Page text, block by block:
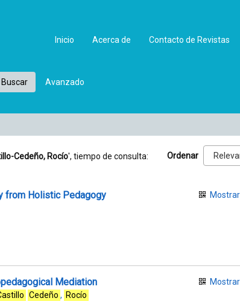
Inicio Acerca de Contacto de Revistas
Buscar Avanzado
Cedeño, Rocío', tiempo de consulta: Ordenar
from Holistic Pedagogy
Mediation
Cedeño , Rocío